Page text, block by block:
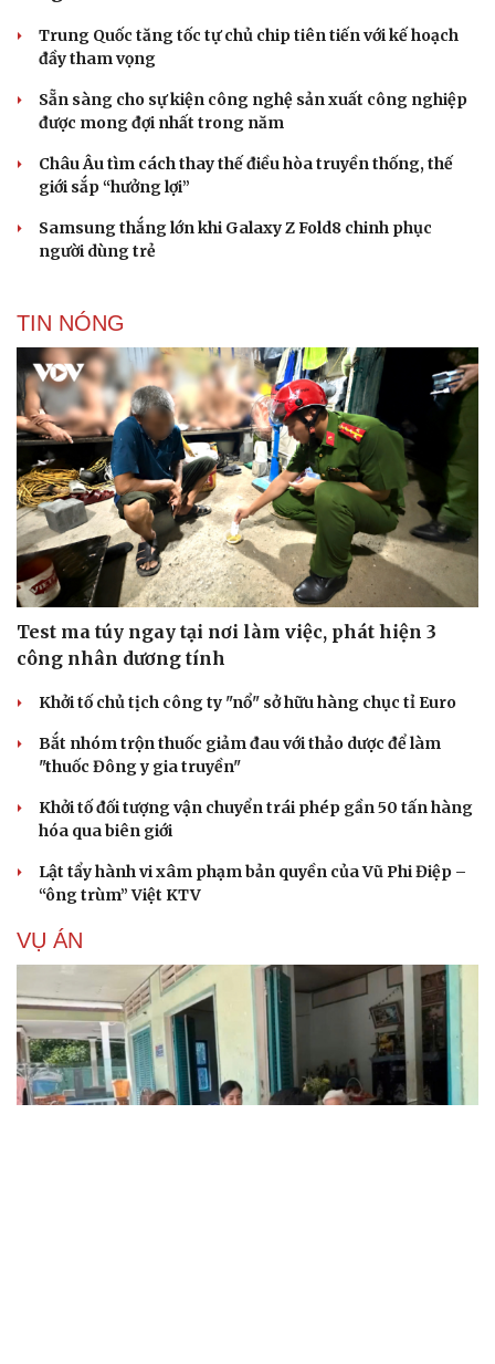
Trung Quốc tăng tốc tự chủ chip tiên tiến với kế hoạch
đầy tham vọng
Sẵn sàng cho sự kiện công nghệ sản xuất công nghiệp
được mong đợi nhất trong năm
Châu Âu tìm cách thay thế điều hòa truyền thống, thế
giới sắp “hưởng lợi”
Samsung thắng lớn khi Galaxy Z Fold8 chinh phục
người dùng trẻ
TIN NÓNG
Test ma túy ngay tại nơi làm việc, phát hiện 3
công nhân dương tính
Khởi tố chủ tịch công ty "nổ" sở hữu hàng chục tỉ Euro
Bắt nhóm trộn thuốc giảm đau với thảo dược để làm
"thuốc Đông y gia truyền"
Khởi tố đối tượng vận chuyển trái phép gần 50 tấn hàng
hóa qua biên giới
Lật tẩy hành vi xâm phạm bản quyền của Vũ Phi Điệp –
“ông trùm” Việt KTV
VỤ ÁN